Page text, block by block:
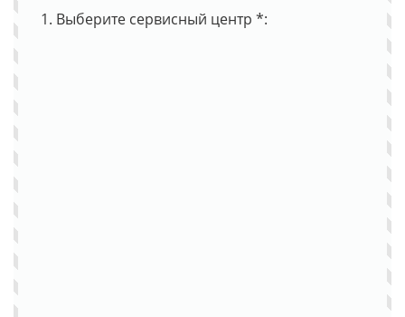
1. Выберите сервисный центр *: